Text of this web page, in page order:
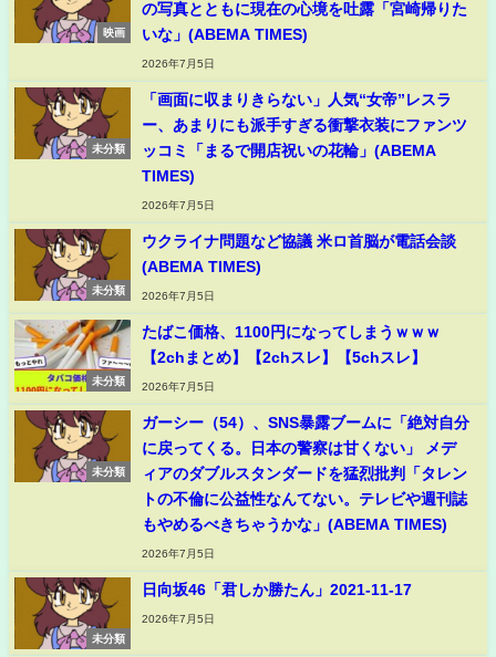
映画
の写真とともに現在の心境を吐露「宮崎帰りた
いな」(ABEMA TIMES)
2026年7月5日
未分類
「画面に収まりきらない」人気“女帝”レスラ
ー、あまりにも派手すぎる衝撃衣装にファンツ
ッコミ「まるで開店祝いの花輪」(ABEMA
TIMES)
2026年7月5日
未分類
ウクライナ問題など協議 米ロ首脳が電話会談
(ABEMA TIMES)
2026年7月5日
未分類
たばこ価格、1100円になってしまうｗｗｗ
【2chまとめ】【2chスレ】【5chスレ】
2026年7月5日
未分類
ガーシー（54）、SNS暴露ブームに「絶対自分
に戻ってくる。日本の警察は甘くない」 メデ
ィアのダブルスタンダードを猛烈批判「タレン
トの不倫に公益性なんてない。テレビや週刊誌
もやめるべきちゃうかな」(ABEMA TIMES)
2026年7月5日
未分類
日向坂46「君しか勝たん」2021-11-17
2026年7月5日